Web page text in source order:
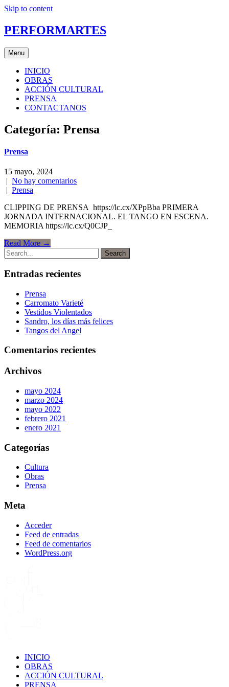
Skip to content
PERFORMARTES
Menu
INICIO
OBRAS
ACCIÓN CULTURAL
PRENSA
CONTACTANOS
Categoría: Prensa
Prensa
15 mayo, 2024
| No hay comentarios
| Prensa
CLIPPING DE PRENSA https://lc.cx/XPpBba PRIMERA
JORNADA INTERNACIONAL. EL TANGO EN ESCENA.
MEMORIA https://lc.cx/Q0CJP_
Read More →
Entradas recientes
Prensa
Carromato Varieté
Vestidos Violentados
Sandro, los días más felices
Tangos del Angel
Comentarios recientes
Archivos
mayo 2024
marzo 2024
mayo 2022
febrero 2021
enero 2021
Categorías
Cultura
Obras
Prensa
Meta
Acceder
Feed de entradas
Feed de comentarios
WordPress.org
INICIO
OBRAS
ACCIÓN CULTURAL
PRENSA